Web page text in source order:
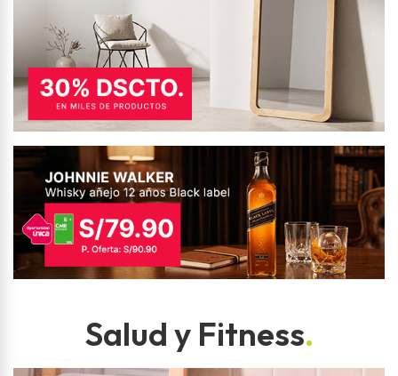
Salud y Fitness.